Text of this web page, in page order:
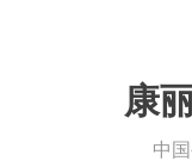
康
中